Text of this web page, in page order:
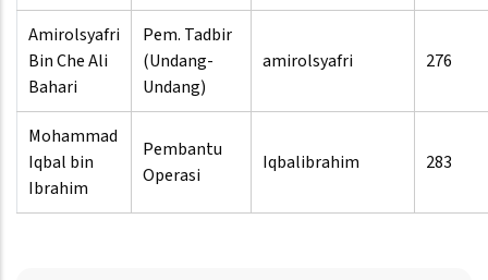
Amirolsyafri
Bin Che Ali
Bahari
Pem. Tadbir
(Undang-
Undang)
amirolsyafri 276
Mohammad
Iqbal bin
Ibrahim
Pembantu
Operasi
Iqbalibrahim 283